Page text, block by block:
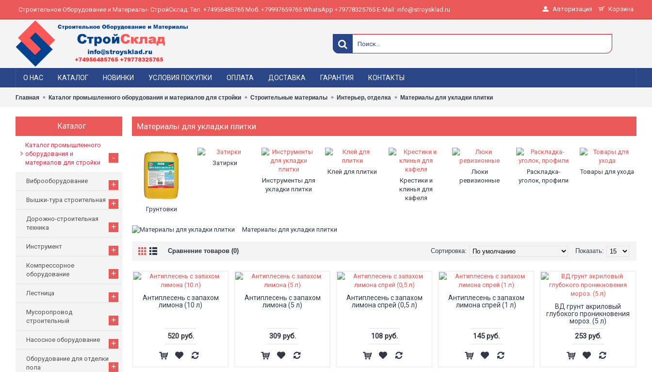
Строительное Оборудование и Материалы- СтройСклад: Тел. +74956485765 Моб. +79997659765 WhatsApp +79778325765 E-Mail: info@stroysklad.ru Авторизация Корзина
О НАС КАТАЛОГ НОВИНКИ УСЛОВИЯ ПОКУПКИ ОПЛАТА ДОСТАВКА ГАРАНТИЯ КОНТАКТЫ
Главная Каталог промышленного оборудования и материалов для стройки Строительные материалы Интерьер, отделка Материалы для укладки плитки
Каталог
Каталог промышленного
оборудования и
материалов для стройки
-
Виброоборудование +
Вышки-тура строительная +
Дорожно-строительная
техника
+
Инструмент +
Компрессорное
оборудование
+
Лестница +
Мусоропровод
строительный
+
Насосное оборудование +
Оборудование для отделки
пола
+
Материалы для укладки плитки
Грунтовки
Затирки
Инструменты для
укладки плитки
Клей для плитки
Крестики и
клинья для
кафеля
Люки
ревизионные
Раскладка-
уголок, профили
Товары для ухода
Материалы для укладки плитки
Сравнение товаров (0) Показать:
Сортировка:
Антиплесень с запахом
лимона (10 л)
520 руб.
Антиплесень с запахом
лимона (5 л)
309 руб.
Антиплесень с запахом
лимона спрей (0,5 л)
108 руб.
Антиплесень с запахом
лимона спрей (1 л)
145 руб.
ВД грунт акриловый
глубокого проникновения
мороз. (5 л)
253 руб.